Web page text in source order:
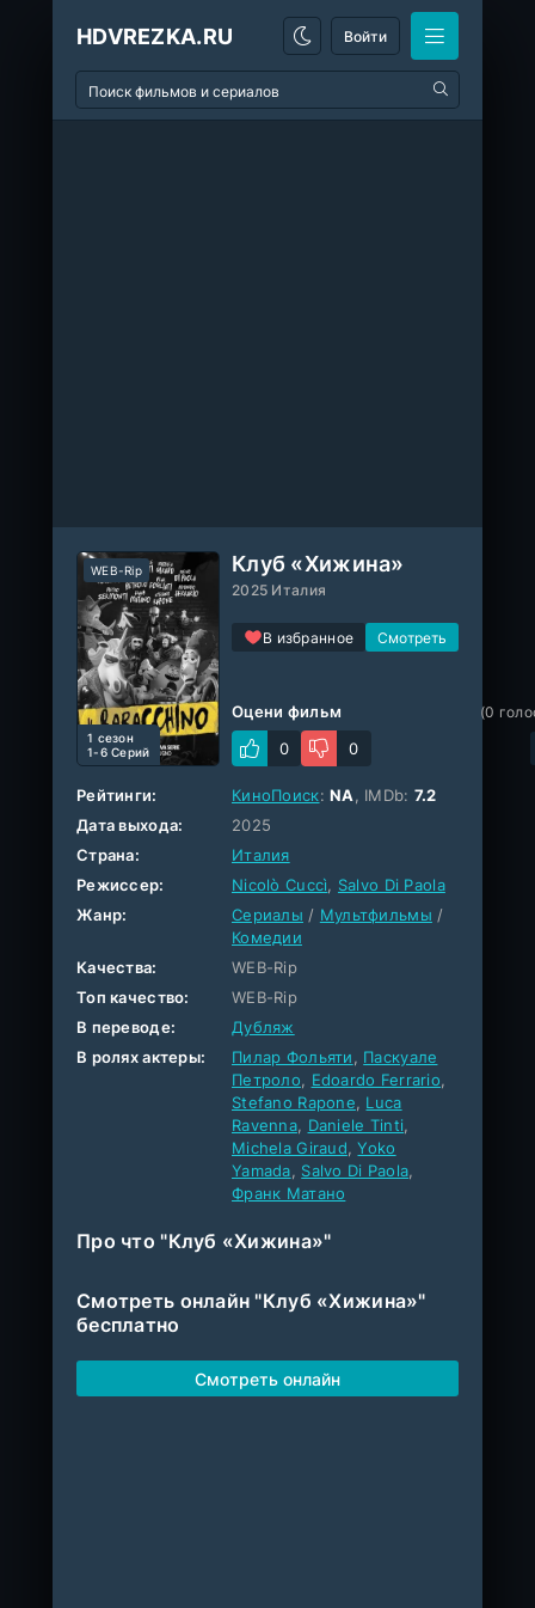
HDVREZKA.RU Войти
Клуб «Хижина»
2025 Италия
В избранное
WEB-Rip
1 cезон
1-6 Серий
Оцени фильм
0
0
(0
Рейтинги: КиноПоиск:NA , IMDb: 7.2
Дата выхода:
2025
Страна:
Италия
Режиссер:
Nicolò Cuccì, Salvo Di Paola
Жанр:
Сериалы / Мультфильмы /
Комедии
Качества:
WEB-Rip
Топ качество:
WEB-Rip
В переводе:
Дубляж
В ролях актеры:
Пилар Фольяти , Паскуале
Петроло, Edoardo Ferrario,
Stefano Rapone, Luca
Ravenna, Daniele Tinti,
Michela Giraud,Yoko
Yamada, Salvo Di Paola,
Франк Матано
Про что "Клуб «Хижина»"
Смотреть онлайн "Клуб «Хижина»"
бесплатно
Смотреть онлайн